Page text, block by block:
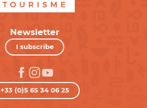
Newsletter
I subscribe
+33 (0)5 65 34 06 25